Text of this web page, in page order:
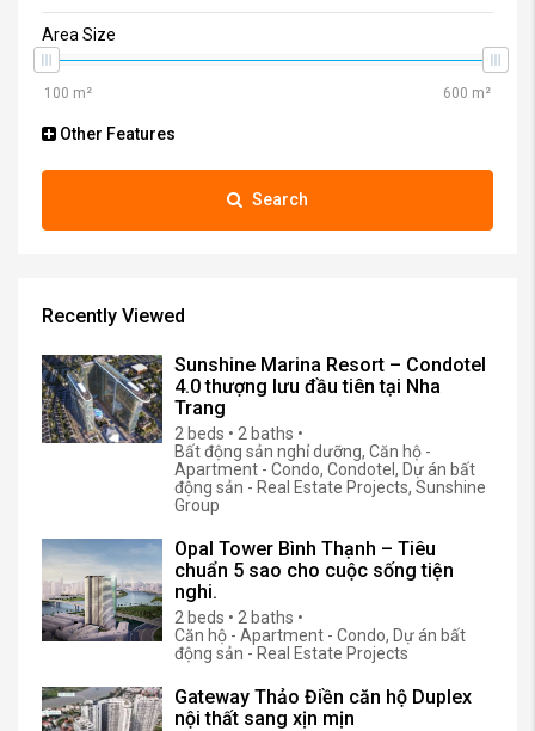
Area Size
Other Features
Search
Recently Viewed
Sunshine Marina Resort – Condotel
4.0 thượng lưu đầu tiên tại Nha
Trang
2 beds • 2 baths •
Bất động sản nghỉ dưỡng, Căn hộ -
Apartment - Condo, Condotel, Dự án bất
động sản - Real Estate Projects, Sunshine
Group
Opal Tower Bình Thạnh – Tiêu
chuẩn 5 sao cho cuộc sống tiện
nghi.
2 beds • 2 baths •
Căn hộ - Apartment - Condo, Dự án bất
động sản - Real Estate Projects
Gateway Thảo Điền căn hộ Duplex
nội thất sang xịn mịn